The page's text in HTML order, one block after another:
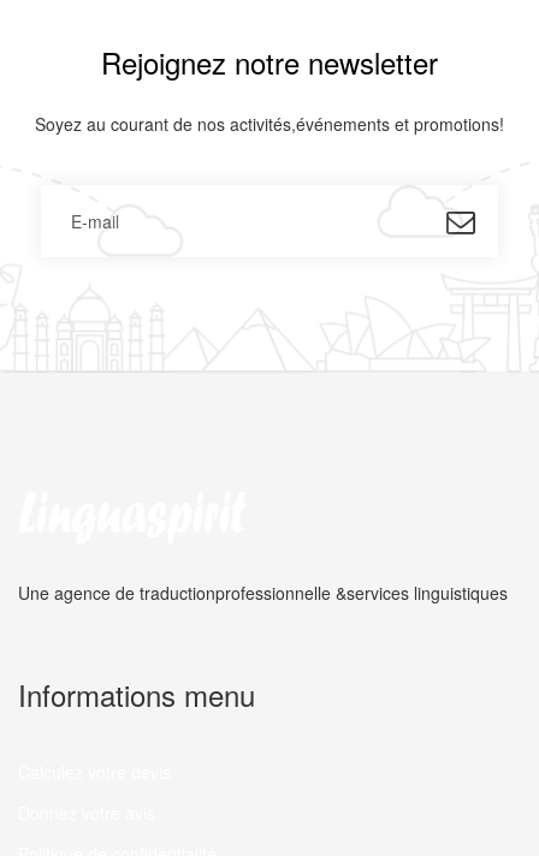
Rejoignez notre newsletter
Soyez au courant de nos activités,événements et promotions!
Une agence de traductionprofessionnelle &services linguistiques
Informations menu